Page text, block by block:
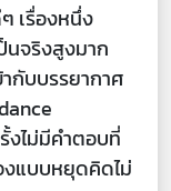
เรื่องหนึ่ง
นจริงสูงมาก
กับบรรยากาศ
งไม่มีคำตอบที่
แบบหยุดคิดไม่